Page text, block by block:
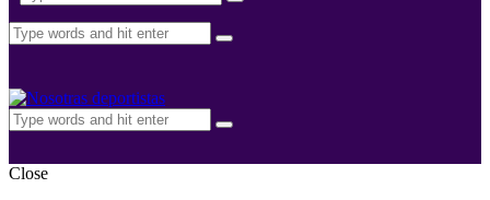
Close